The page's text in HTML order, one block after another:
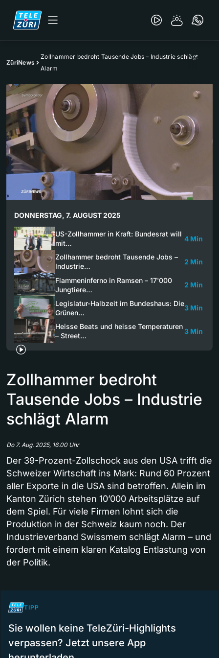
ZüriNews
Zollhammer bedroht Tausende Jobs – Industrie schlägt
Alarm
DONNERSTAG, 7. AUGUST 2025
US-Zollhammer in Kraft: Bundesrat will
mit…
4 Min
Zollhammer bedroht Tausende Jobs –
Industrie…
2 Min
Flammeninferno in Ramsen – 17'000
Jungtiere…
2 Min
Legislatur-Halbzeit im Bundeshaus: Die
Grünen…
3 Min
Heisse Beats und heisse Temperaturen
– Street…
3 Min
Zollhammer bedroht
Tausende Jobs – Industrie
schlägt Alarm
Do 7. Aug. 2025, 16.00 Uhr
Der 39-Prozent-Zollschock aus den USA trifft die
Schweizer Wirtschaft ins Mark: Rund 60 Prozent
aller Exporte in die USA sind betroffen. Allein im
Kanton Zürich stehen 10’000 Arbeitsplätze auf
dem Spiel. Für viele Firmen lohnt sich die
Produktion in der Schweiz kaum noch. Der
Industrieverband Swissmem schlägt Alarm – und
fordert mit einem klaren Katalog Entlastung von
der Politik.
TIPP
Sie wollen keine TeleZüri-Highlights
verpassen? Jetzt unsere App